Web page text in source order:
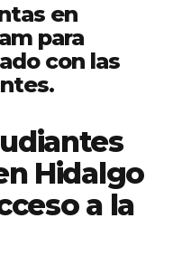
en
para
con las
Hidalgo
a la